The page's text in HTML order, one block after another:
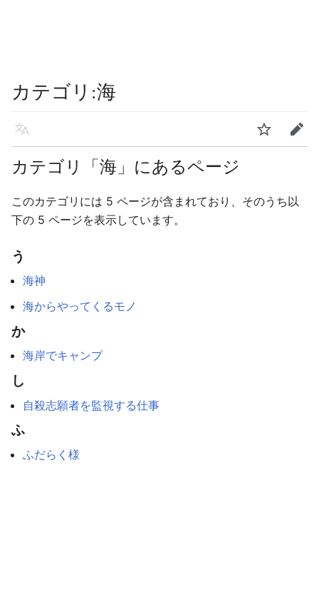
カテゴリ :海
言語
カテゴリ「海」にあるページ
このカテゴリには 5 ページが含まれており、そのうち以
下の 5 ページを表示しています。
う
海神
海からやってくるモノ
か
海岸でキャンプ
し
自殺志願者を監視する仕事
ふ
ふだらく様